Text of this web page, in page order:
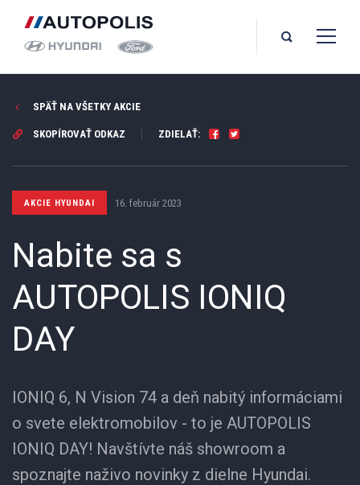
SPÄŤ NA VŠETKY AKCIE
SKOPÍROVAŤ ODKAZ ZDIELAŤ:
AKCIE HYUNDAI 16. február 2023
Nabite sa s
AUTOPOLIS IONIQ
DAY
IONIQ 6, N Vision 74 a deň nabitý informáciami
o svete elektromobilov - to je AUTOPOLIS
IONIQ DAY! Navštívte náš showroom a
spoznajte naživo novinky z dielne Hyundai.